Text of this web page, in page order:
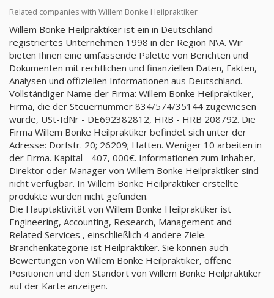
Related companies with Willem Bonke Heilpraktiker
Willem Bonke Heilpraktiker ist ein in Deutschland
registriertes Unternehmen 1998 in der Region N\A. Wir
bieten Ihnen eine umfassende Palette von Berichten und
Dokumenten mit rechtlichen und finanziellen Daten, Fakten,
Analysen und offiziellen Informationen aus Deutschland.
Vollständiger Name der Firma: Willem Bonke Heilpraktiker,
Firma, die der Steuernummer 834/574/35144 zugewiesen
wurde, USt-IdNr - DE692382812, HRB - HRB 208792. Die
Firma Willem Bonke Heilpraktiker befindet sich unter der
Adresse: Dorfstr. 20; 26209; Hatten. Weniger 10 arbeiten in
der Firma. Kapital - 407, 000€. Informationen zum Inhaber,
Direktor oder Manager von Willem Bonke Heilpraktiker sind
nicht verfügbar. In Willem Bonke Heilpraktiker erstellte
produkte wurden nicht gefunden.
Die Hauptaktivität von Willem Bonke Heilpraktiker ist
Engineering, Accounting, Research, Management and
Related Services , einschließlich 4 andere Ziele.
Branchenkategorie ist Heilpraktiker. Sie können auch
Bewertungen von Willem Bonke Heilpraktiker, offene
Positionen und den Standort von Willem Bonke Heilpraktiker
auf der Karte anzeigen.